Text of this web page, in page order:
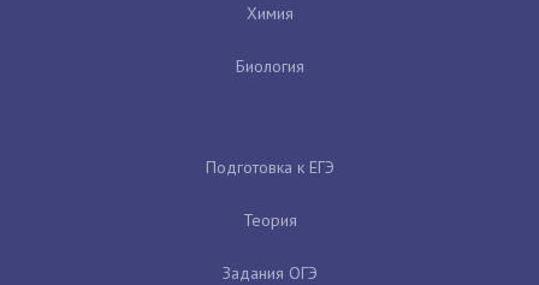
Химия
Биология
Подготовка к ЕГЭ
Теория
Задания ОГЭ